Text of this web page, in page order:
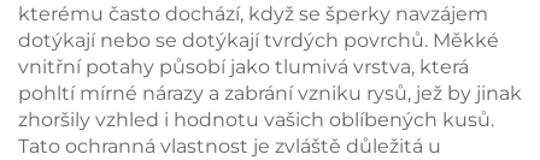
kterému často dochází, když se šperky navzájem
dotýkají nebo se dotýkají tvrdých povrchů. Měkké
vnitřní potahy působí jako tlumivá vrstva, která
pohltí mírné nárazy a zabrání vzniku rysů, jež by jinak
zhoršily vzhled i hodnotu vašich oblíbených kusů.
Tato ochranná vlastnost je zvláště důležitá u